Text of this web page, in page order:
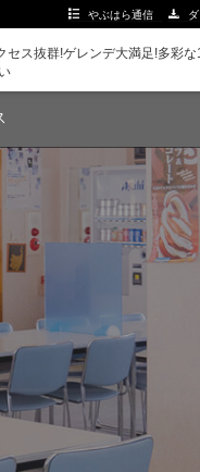
やぶはら通信
ス抜群!ゲレンデ大満足!多彩